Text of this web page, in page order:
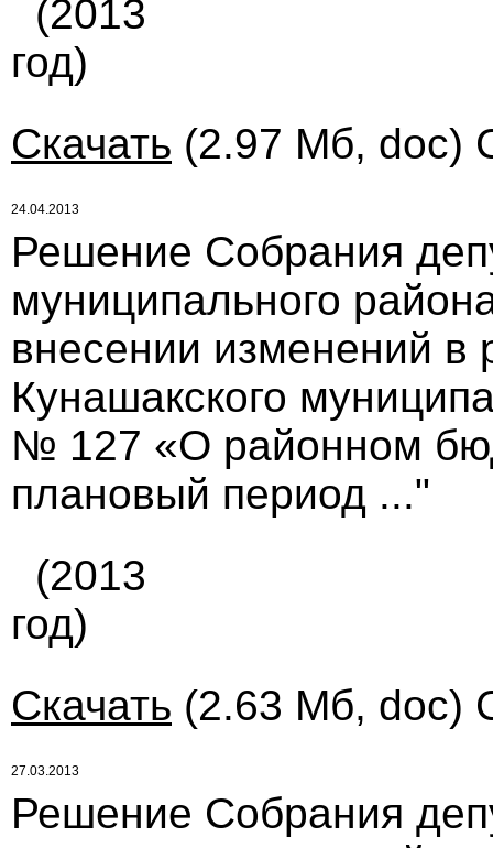
(2013
год)
Скачать (2.97 Мб, doc)
24.04.2013
Решение Собрания
муниципального
внесении изменений в
Кунашакского
№ 127 «О районном
плановый период ..."
(2013
год)
Скачать (2.63 Мб, doc)
27.03.2013
Решение Собрания